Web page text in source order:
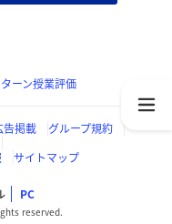
ーン授業評価
告掲載
グループ規約
サイトマップ
PC
reserved.